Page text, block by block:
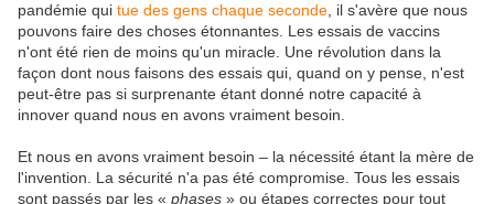
pandémie qui tue des gens chaque seconde, il s'avère que nous
pouvons faire des choses étonnantes. Les essais de vaccins
n'ont été rien de moins qu'un miracle. Une révolution dans la
façon dont nous faisons des essais qui, quand on y pense, n'est
peut-être pas si surprenante étant donné notre capacité à
innover quand nous en avons vraiment besoin.
Et nous en avons vraiment besoin – la nécessité étant la mère de
l'invention. La sécurité n'a pas été compromise. Tous les essais
sont passés par les « phases » ou étapes correctes pour tout